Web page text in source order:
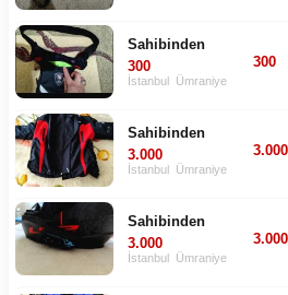
Sahibinden
300
İstanbul Ümraniye
300
Sahibinden
3.000
İstanbul Ümraniye
3.000
Sahibinden
3.000
İstanbul Ümraniye
3.000